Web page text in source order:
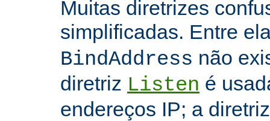
Muitas diretrizes
simplificadas. Entre
BindAddress não
diretriz Listen é
endereços IP; a